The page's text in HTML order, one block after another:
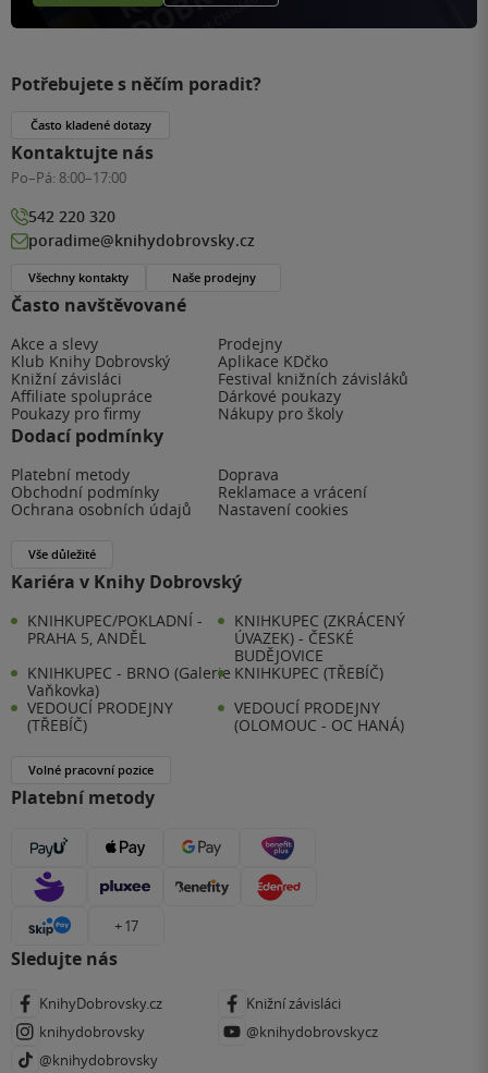
Často navštěvované
Akce a slevy
Prodejny
Klub Knihy Dobrovský
Aplikace KDčko
Knižní závisláci
Festival knižních závisláků
Affiliate spolupráce
Dárkové poukazy
Poukazy pro firmy
Nákupy pro školy
Dodací podmínky
Platební metody
Doprava
Obchodní podmínky
Reklamace a vrácení
Ochrana osobních údajů
Nastavení cookies
Vše důležité
Kariéra v Knihy Dobrovský
KNIHKUPEC/POKLADNÍ -
PRAHA 5, ANDĚL
KNIHKUPEC (ZKRÁCENÝ
ÚVAZEK) - ČESKÉ
BUDĚJOVICE
KNIHKUPEC - BRNO (Galerie
Vaňkovka)
KNIHKUPEC (TŘEBÍČ)
VEDOUCÍ PRODEJNY
(TŘEBÍČ)
VEDOUCÍ PRODEJNY
(OLOMOUC - OC HANÁ)
Volné pracovní pozice
Platební metody
+ 17
Sledujte nás
KnihyDobrovsky.cz
Knižní závisláci
knihydobrovsky
@knihydobrovskycz
@knihydobrovsky
Potřebujete s něčím poradit?
Často kladené dotazy
Kontaktujte nás
Po–Pá: 8:00–17:00
542 220 320
poradime@knihydobrovsky.cz
Všechny kontakty Naše prodejny